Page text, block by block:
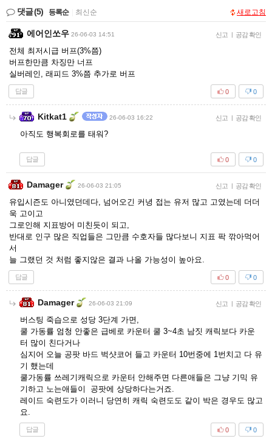
댓글(5) 등록순 최신순 새로고침
에어인쏘우 26-06-03 14:51 신고 | 공감 확인
전체 최저시급 버프(3%쯤)
버프한만큼 차징만 너프
실버레인, 래피드 3%쯤 추가로 버프
답글 0
0
Kitkat1 26-06-03 16:22 신고 | 공감 확인
아직도 행복회로를 태워?
답글 0
0
Damager 26-06-03 21:05 신고 | 공감 확인
유입시즌도 아니였던데다, 넘어오긴 커녕 접는 유저 많고 고였는데 더더
욱 고이고
그로인해 지표방어 미친듯이 되고,
반대로 인구 많은 직업들은 그만큼 수호자들 많다보니 지표 팍 깎아먹어
서
늘 그랬던 것 처럼 좋지않은 결과 나올 가능성이 높아요.
답글 0
0
Damager 26-06-03 21:09 신고 | 공감 확인
버스팅 죽습으로 성당 3단계 가면,
쿨 가동률 엄청 안좋은 급베로 카운터 쿨 3~4초 남짓 캐릭보다 카운
터 많이 친다거나
심지어 오늘 공팟 바드 벅샷코어 들고 카운터 10번중에 1번치고 다 유
기 했는데
쿨가동률 쓰레기캐릭으로 카운터 안해주면 다른애들은 그냥 기믹 유
기하고 노는애들이 공팟에 상당하다는거죠.
레이드 숙련도가 이러니 당연히 캐릭 숙련도도 같이 박은 경우도 많고
요.
답글 0
0